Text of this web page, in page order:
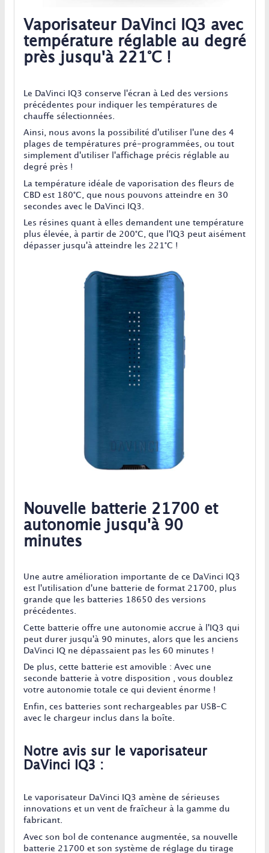
Vaporisateur DaVinci IQ3 avec
température réglable au degré
près jusqu'à 221°C !
Le DaVinci IQ3 conserve l'écran à Led des versions
précédentes pour indiquer les températures de
chauffe sélectionnées.
Ainsi, nous avons la possibilité d'utiliser l'une des 4
plages de températures pré-programmées, ou tout
simplement d'utiliser l'affichage précis réglable au
degré près !
La température idéale de vaporisation des fleurs de
CBD est 180°C, que nous pouvons atteindre en 30
secondes avec le DaVinci IQ3.
Les résines quant à elles demandent une température
plus élevée, à partir de 200°C, que l'IQ3 peut aisément
dépasser jusqu'à atteindre les 221°C !
Nouvelle batterie 21700 et
autonomie jusqu'à 90
minutes
Une autre amélioration importante de ce DaVinci IQ3
est l'utilisation d'une batterie de format 21700, plus
grande que les batteries 18650 des versions
précédentes.
Cette batterie offre une autonomie accrue à l'IQ3 qui
peut durer jusqu'à 90 minutes, alors que les anciens
DaVinci IQ ne dépassaient pas les 60 minutes !
De plus, cette batterie est amovible : Avec une
seconde batterie à votre disposition , vous doublez
votre autonomie totale ce qui devient énorme !
Enfin, ces batteries sont rechargeables par USB-C
avec le chargeur inclus dans la boîte.
Notre avis sur le vaporisateur
DaVinci IQ3 :
Le vaporisateur DaVinci IQ3 amène de sérieuses
innovations et un vent de fraîcheur à la gamme du
fabricant.
Avec son bol de contenance augmentée, sa nouvelle
batterie 21700 et son système de réglage du tirage